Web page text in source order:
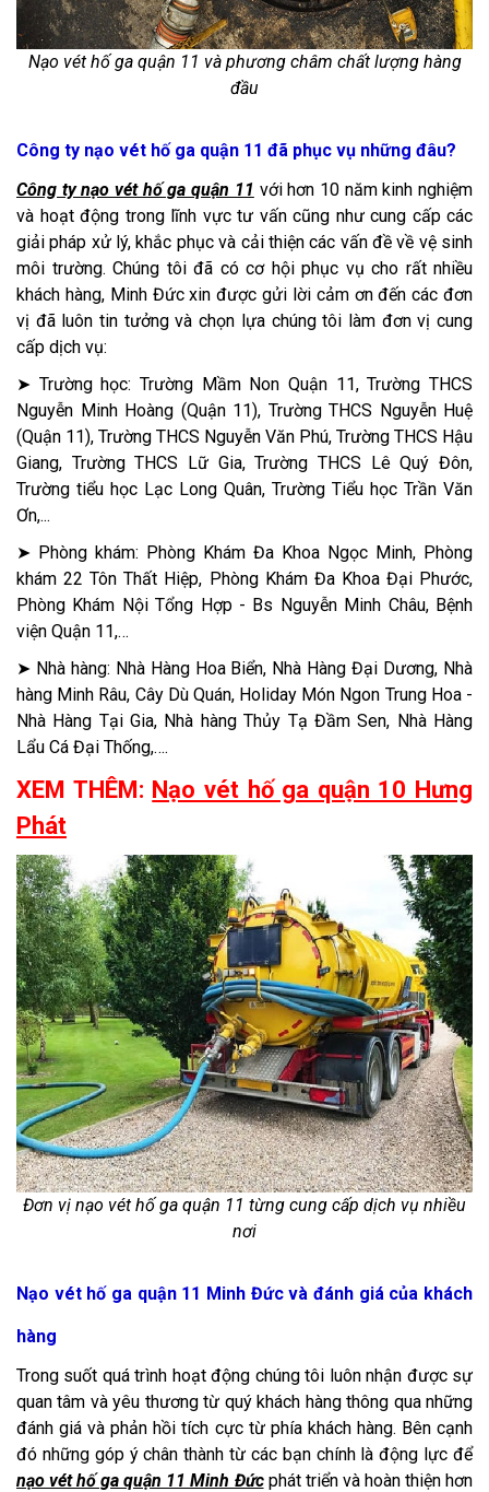
Nạo vét hố ga quận 11 và phương châm chất lượng hàng
đầu
Công ty nạo vét hố ga quận 11 đã phục vụ những đâu?
Công ty nạo vét hố ga quận 11 với hơn 10 năm kinh nghiệm
và hoạt động trong lĩnh vực tư vấn cũng như cung cấp các
giải pháp xử lý, khắc phục và cải thiện các vấn đề về vệ sinh
môi trường. Chúng tôi đã có cơ hội phục vụ cho rất nhiều
khách hàng, Minh Đức xin được gửi lời cảm ơn đến các đơn
vị đã luôn tin tưởng và chọn lựa chúng tôi làm đơn vị cung
cấp dịch vụ:
➤ Trường học: Trường Mầm Non Quận 11, Trường THCS
Nguyễn Minh Hoàng (Quận 11), Trường THCS Nguyễn Huệ
(Quận 11), Trường THCS Nguyễn Văn Phú, Trường THCS Hậu
Giang, Trường THCS Lữ Gia, Trường THCS Lê Quý Đôn,
Trường tiểu học Lạc Long Quân, Trường Tiểu học Trần Văn
Ơn,...
➤ Phòng khám: Phòng Khám Đa Khoa Ngọc Minh, Phòng
khám 22 Tôn Thất Hiệp, Phòng Khám Đa Khoa Đại Phước,
Phòng Khám Nội Tổng Hợp - Bs Nguyễn Minh Châu, Bệnh
viện Quận 11,…
➤ Nhà hàng: Nhà Hàng Hoa Biển, Nhà Hàng Đại Dương, Nhà
hàng Minh Râu, Cây Dù Quán, Holiday Món Ngon Trung Hoa -
Nhà Hàng Tại Gia, Nhà hàng Thủy Tạ Đầm Sen, Nhà Hàng
Lẩu Cá Đại Thống,….
XEM THÊM: Nạo vét hố ga quận 10 Hưng
Phát
Đơn vị nạo vét hố ga quận 11 từng cung cấp dịch vụ nhiều
nơi
Nạo vét hố ga quận 11 Minh Đức và đánh giá của khách
hàng
Trong suốt quá trình hoạt động chúng tôi luôn nhận được sự
quan tâm và yêu thương từ quý khách hàng thông qua những
đánh giá và phản hồi tích cực từ phía khách hàng. Bên cạnh
đó những góp ý chân thành từ các bạn chính là động lực để
nạo vét hố ga quận 11 Minh Đứcphát triển và hoàn thiện hơn